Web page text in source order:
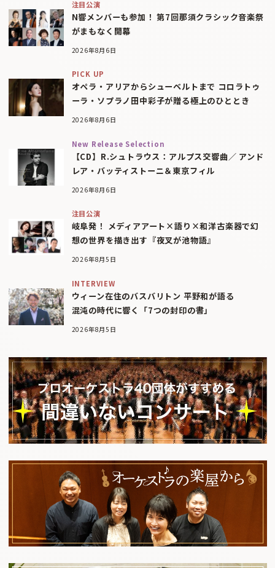
注目公演
N響メンバーも参加！ 第7回那須クラシック音楽祭
がまもなく開幕
2026年8月6日
PICK UP
オペラ・アリアからシューベルトまで コロラトゥ
ーラ・ソプラノ田中彩子が贈る極上のひととき
2026年8月6日
New Release Selection
【CD】R.シュトラウス：アルプス交響曲／ アンド
レア・バッティストーニ＆東京フィル
2026年8月6日
注目公演
岐阜発！ メディアアート×語り×和洋古楽器で幻
想の世界を描き出す『夜叉が池物語』
2026年8月5日
INTERVIEW
ウィーン在住のバスバリトン 平野和が語る
混沌の時代に響く「7つの封印の書」
2026年8月5日